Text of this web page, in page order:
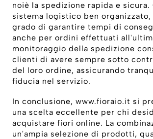
noiè la spedizione rapida e sicura.
sistema logistico ben
grado di garantire tempi di
anche per ordini effettuati
monitoraggio della spedizione
clienti di avere sempre sotto
del loro ordine, assicurando
fiducia nel servizio.
In conclusione, www.fioraio.it si
una scelta eccellente per chi
acquistare fiori online. La
un'ampia selezione di prodotti,